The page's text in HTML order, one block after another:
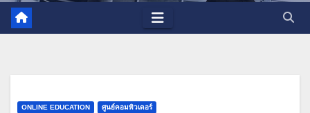
ONLINE EDUCATION ศูนย์คอมพิวเตอร์